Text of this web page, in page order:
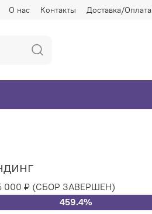
О нас Контакты Доставка/Оплата
000 ₽ (СБОР ЗАВЕРШЕН)
459.4%